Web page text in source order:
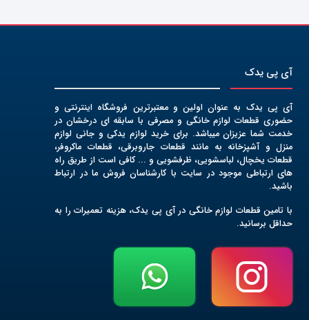
آی پی یدک
آی پی یدک به عنوان اولین و معتبرترین فروشگاه اینترنتی و
حضوری قطعات لوازم خانگی و مصرفی با سابقه ای درخشان در
خدمت شما عزیزان میباشد. برای خرید لوازم یدکی و جانی لوازم
منزل و آشپزخانه به مانند قطعات جاروبرقی، قطعات ماکروفر،
قطعات یخچال، لباسشویی، ظرفشویی و ... کافی است از طریق راه
های ارتباطی موجود در سایت با کارشناسان فروش ما در ارتباط
باشید.
با تامین قطعات لوازم خانگی در آی پی یدک، هزینه تعمیرات را به
حداقل برسانید.